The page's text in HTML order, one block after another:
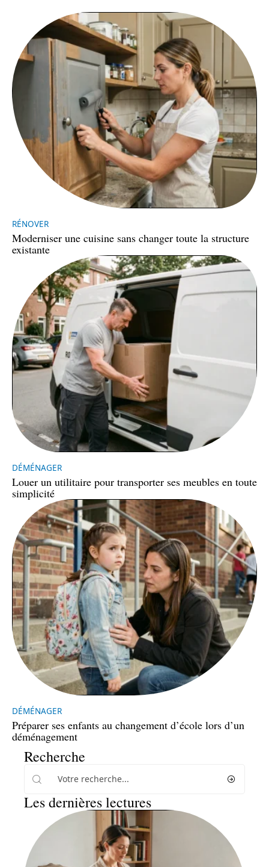
RÉNOVER
Moderniser une cuisine sans changer toute la structure
existante
DÉMÉNAGER
Louer un utilitaire pour transporter ses meubles en toute
simplicité
DÉMÉNAGER
Préparer ses enfants au changement d’école lors d’un
déménagement
Recherche
Les dernières lectures